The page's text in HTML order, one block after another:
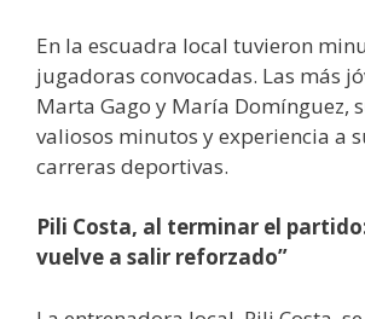
En la escuadra local tuvieron
jugadoras convocadas. Las más
Marta Gago y María Domínguez,
valiosos minutos y experiencia a
carreras deportivas.
Pili Costa, al terminar el
vuelve a salir reforzado”